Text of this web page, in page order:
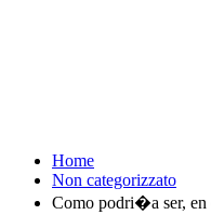
Home
Non categorizzato
Como podri�a ser, en